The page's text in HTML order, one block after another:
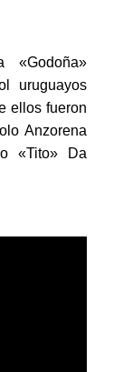
«Godoña»
uruguayos
ellos fueron
Anzorena
«Tito» Da